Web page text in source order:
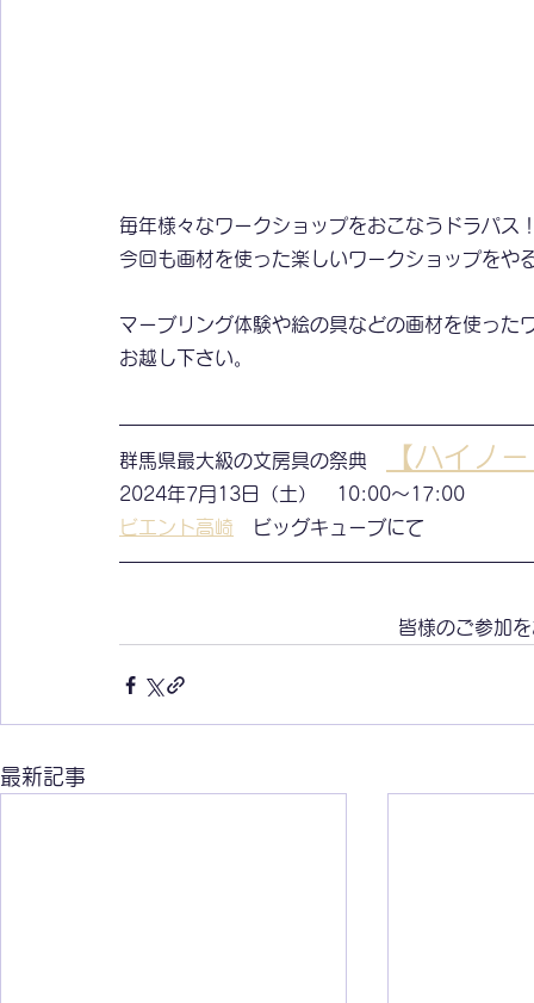
毎年様々なワークショップをおこなうドラパス
今回も画材を使った楽しいワークショップをや
マーブリング体験や絵の具などの画材を使った
お越し下さい。
群馬県最大級の文房具の祭典 【ハイノ
2024年7月13日（土）　10:00～17:00
ビエント高崎 ビッグキューブにて
皆様のご参加
最新記事